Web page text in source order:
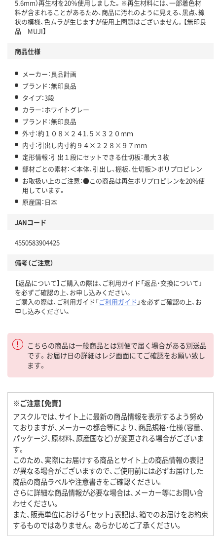
5.6mm）再生材を20％使用しました。※再生材料には、一部着色材
料が含まれることがあるため、商品に汚れのように見える、黒点、線
状の模様、色ムラが生じますが使用上問題はございません。【無印良
品 MUJI】
商品仕様
メーカー：良品計画
ブランド：無印良品
タイプ：3段
カラー：ホワイトグレー
ブランド：無印良品
外寸：約１０８×２４1.５×３２０ｍｍ
内寸：引出し内寸約９４×２２８×９７ｍｍ
定形情報：引出１段にセットできる仕切板：最大３枚
部材ごとの素材：＜本体、引出し、棚板、仕切板＞ポリプロピレン
お取扱い上のご注意：●この商品は再生ポリプロピレンを20%使
用しています。
原産国：日本
JANコード
4550583904425
備考（ご注意）
【返品について】ご購入の際は、ご利用ガイド「返品・交換について」
を必ずご確認の上、お申し込みください。
ご購入の際は、ご利用ガイド「ご利用ガイド 」を必ずご確認の上、お
申し込みください。
こちらの商品は一般商品とは別便で届く場合がある別送品
です。お届け日の詳細はレジ画面にてご確認をお願い致し
ます。
※ご注意【免責】
アスクルでは、サイト上に最新の商品情報を表示するよう努め
ておりますが、メーカーの都合等により、商品規格・仕様（容量、
パッケージ、原材料、原産国など）が変更される場合がございま
す。
このため、実際にお届けする商品とサイト上の商品情報の表記
が異なる場合がございますので、ご使用前には必ずお届けした
商品の商品ラベルや注意書きをご確認ください。
さらに詳細な商品情報が必要な場合は、メーカー等にお問い合
わせください。
また、販売単位における「セット」表記は、箱でのお届けをお約束
するものではありません。あらかじめご了承ください。